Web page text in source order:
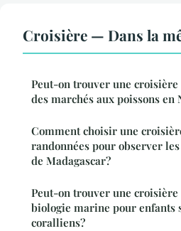
Croisière — Dans la
Peut-on trouver une
des marchés aux poissons en
Comment choisir une
randonnées pour observer
de Madagascar?
Peut-on trouver une croisière
biologie marine pour enfants
coralliens?